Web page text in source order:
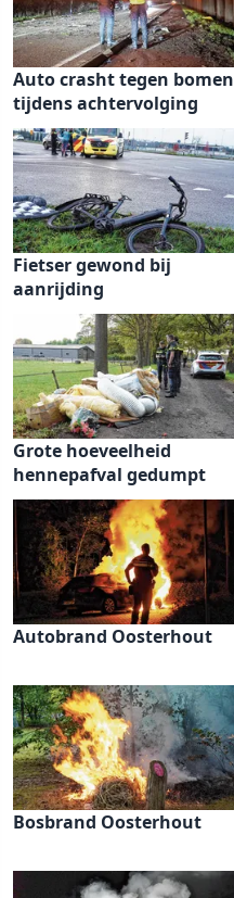
Auto crasht tegen bomen
tijdens achtervolging
Fietser gewond bij
aanrijding
Grote hoeveelheid
hennepafval gedumpt
Autobrand Oosterhout
Bosbrand Oosterhout